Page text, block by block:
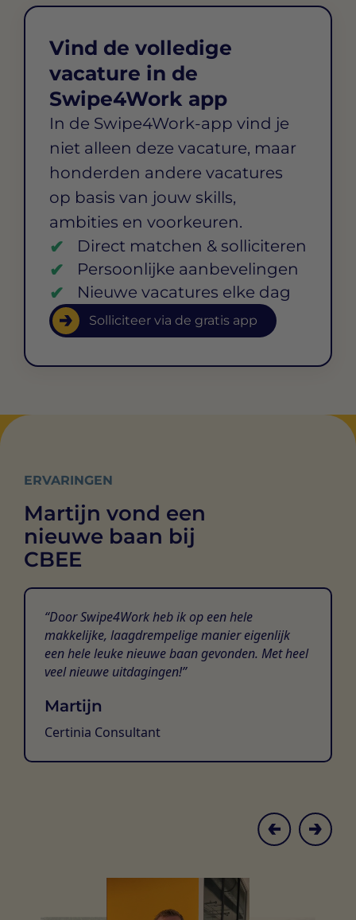
Vind de volledige
vacature in de
Swipe4Work app
In de Swipe4Work-app vind je
niet alleen deze vacature, maar
honderden andere vacatures
op basis van jouw skills,
ambities en voorkeuren.
Direct matchen & solliciteren
Persoonlijke aanbevelingen
Nieuwe vacatures elke dag
Solliciteer via de gratis app
ERVARINGEN
Martijn vond een
nieuwe baan bij
CBEE
Door Swipe4Work heb ik op een hele
makkelijke, laagdrempelige manier eigenlijk
een hele leuke nieuwe baan gevonden. Met heel
veel nieuwe uitdagingen!
Martijn
Certinia Consultant